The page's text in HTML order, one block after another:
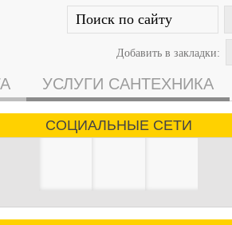
Добавить в закладки:
УСЛУГИ САНТЕХНИКА
СОЦИАЛЬНЫЕ СЕТИ